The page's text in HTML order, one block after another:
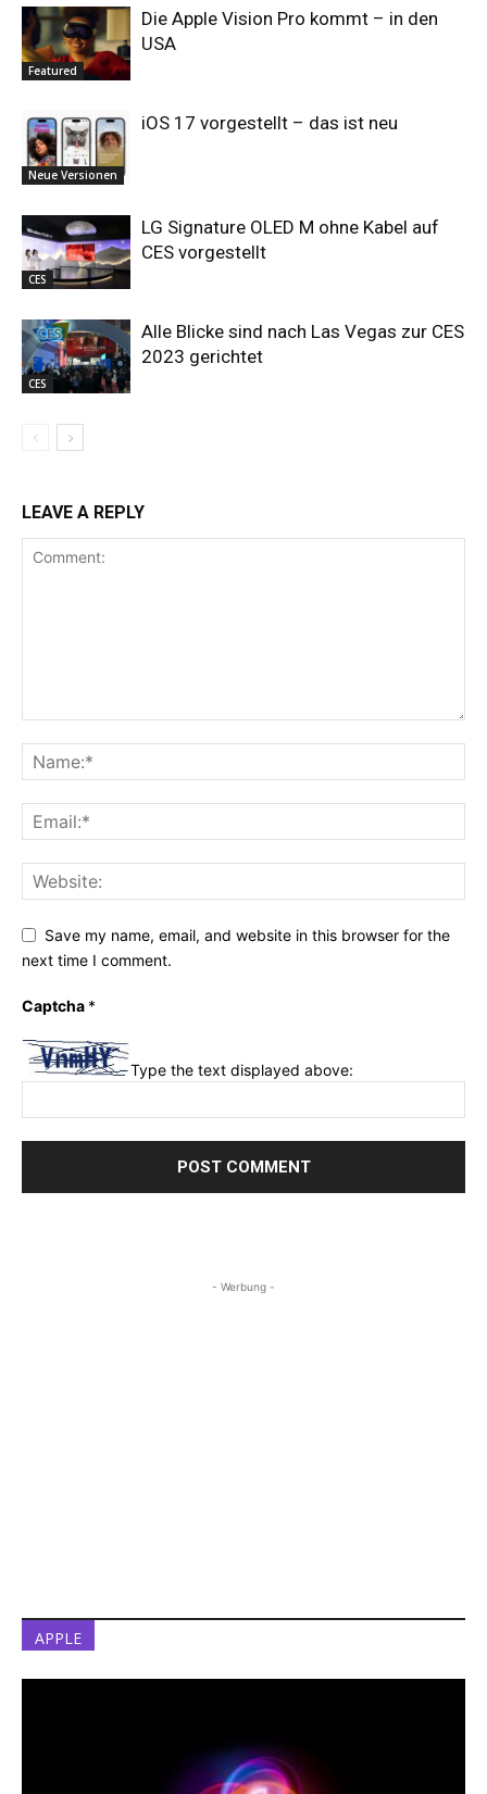
Featured
Die Apple Vision Pro kommt – in den
USA
Neue Versionen
iOS 17 vorgestellt – das ist neu
CES
LG Signature OLED M ohne Kabel auf
CES vorgestellt
CES
Alle Blicke sind nach Las Vegas zur CES
2023 gerichtet
LEAVE A REPLY
Save my name, email, and website in this browser for the
next time I comment.
Captcha *
Type the text displayed above:
- Werbung -
APPLE